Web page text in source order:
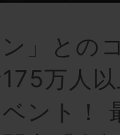
ン」との
万人
ント！